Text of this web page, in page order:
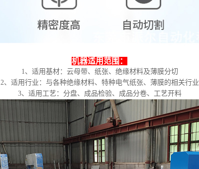
机器适用范围：
1、适用基材：云母带、纸张、绝缘材料及薄膜分切
2、适用行业：与各种绝缘材料、特种电气纸张、薄膜的相关行业
3、适用工艺：分盘、成品检验、成品分卷、工艺开料